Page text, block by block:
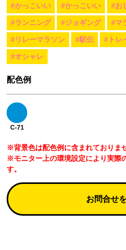
#かっこいい #かっこいい #お
#ランニング #ジョギング #マ
#リレーマラソン #駅伝 #トレ
#オシャレ
配色例
C-71
※背景色は配色例に含まれておりま
※モニター上の環境設定により実際
す。
お問合せ